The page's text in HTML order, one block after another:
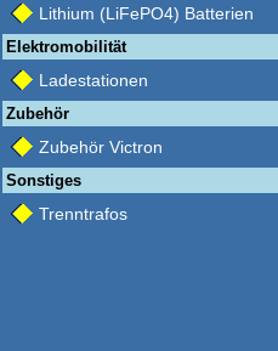
Lithium (LiFePO4) Batterien
Elektromobilität
Ladestationen
Zubehör
Zubehör Victron
Sonstiges
Trenntrafos